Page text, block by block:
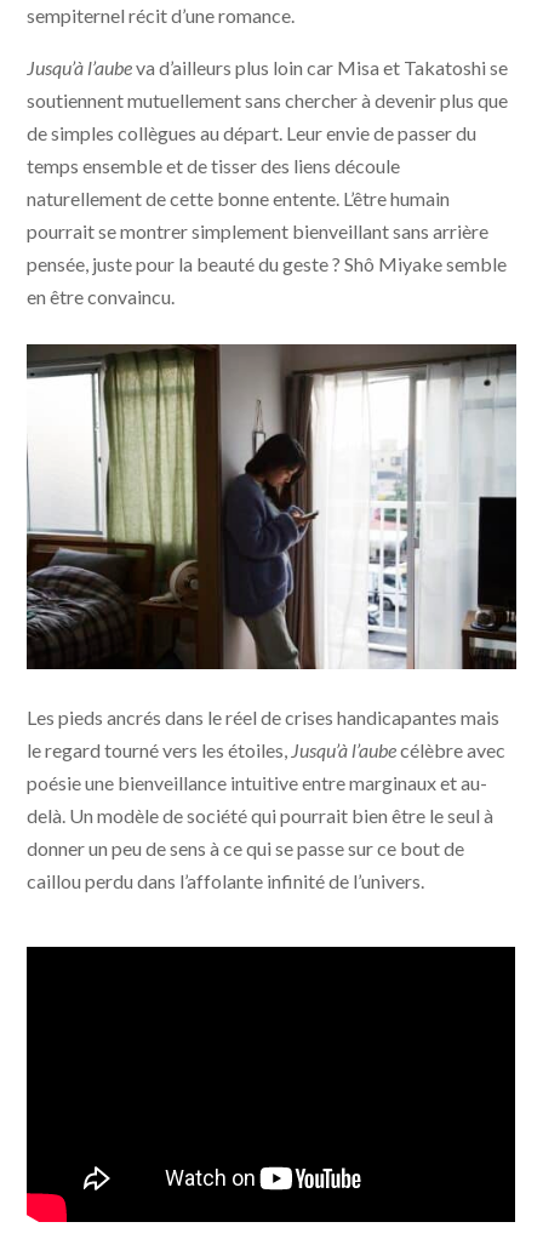
sempiternel récit d’une romance.
Jusqu’à l’aubeva d’ailleurs plus loin car Misa et Takatoshi se
soutiennent mutuellement sans chercher à devenir plus que
de simples collègues au départ. Leur envie de passer du
temps ensemble et de tisser des liens découle
naturellement de cette bonne entente. L’être humain
pourrait se montrer simplement bienveillant sans arrière
pensée, juste pour la beauté du geste ? Shô Miyake semble
en être convaincu.
Film Partners - ArtHouse Films
Les pieds ancrés dans le réel de crises handicapantes mais
le regard tourné vers les étoiles, Jusqu’à l’aubecélèbre avec
poésie une bienveillance intuitive entre marginaux et au-
delà. Un modèle de société qui pourrait bien être le seul à
donner un peu de sens à ce qui se passe sur ce bout de
caillou perdu dans l’affolante infinité de l’univers.